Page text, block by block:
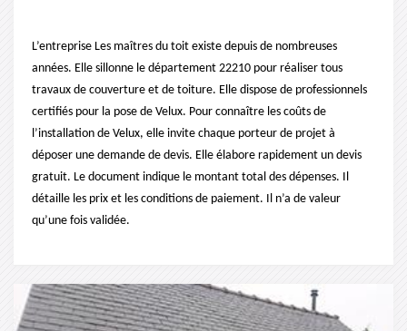
L’entreprise Les maîtres du toit existe depuis de nombreuses
années. Elle sillonne le département 22210 pour réaliser tous
travaux de couverture et de toiture. Elle dispose de professionnels
certifiés pour la pose de Velux. Pour connaître les coûts de
l’installation de Velux, elle invite chaque porteur de projet à
déposer une demande de devis. Elle élabore rapidement un devis
gratuit. Le document indique le montant total des dépenses. Il
détaille les prix et les conditions de paiement. Il n’a de valeur
qu’une fois validée.